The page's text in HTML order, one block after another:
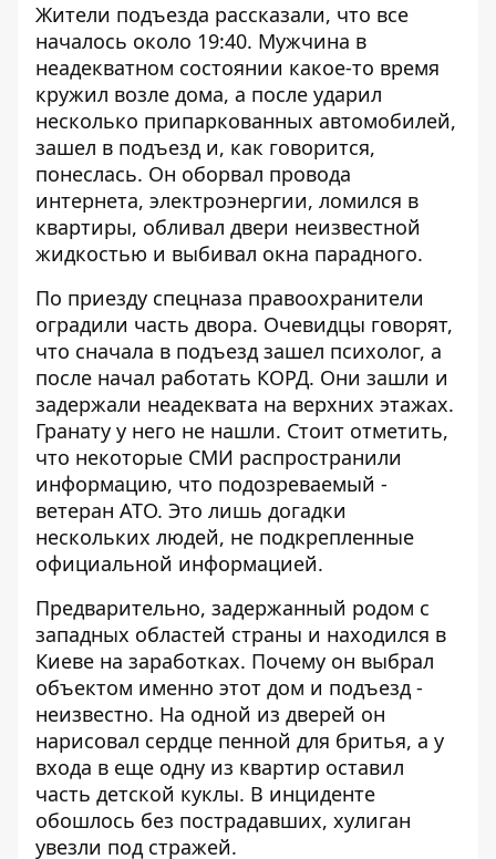
Жители подъезда рассказали, что все
началось около 19:40. Мужчина в
неадекватном состоянии какое-то время
кружил возле дома, а после ударил
несколько припаркованных автомобилей,
зашел в подъезд и, как говорится,
понеслась. Он оборвал провода
интернета, электроэнергии, ломился в
квартиры, обливал двери неизвестной
жидкостью и выбивал окна парадного.
По приезду спецназа правоохранители
оградили часть двора. Очевидцы говорят,
что сначала в подъезд зашел психолог, а
после начал работать КОРД. Они зашли и
задержали неадеквата на верхних этажах.
Гранату у него не нашли. Стоит отметить,
что некоторые СМИ распространили
информацию, что подозреваемый -
ветеран АТО. Это лишь догадки
нескольких людей, не подкрепленные
официальной информацией.
Предварительно, задержанный родом с
западных областей страны и находился в
Киеве на заработках. Почему он выбрал
объектом именно этот дом и подъезд -
неизвестно. На одной из дверей он
нарисовал сердце пенной для бритья, а у
входа в еще одну из квартир оставил
часть детской куклы. В инциденте
обошлось без пострадавших, хулиган
увезли под стражей.